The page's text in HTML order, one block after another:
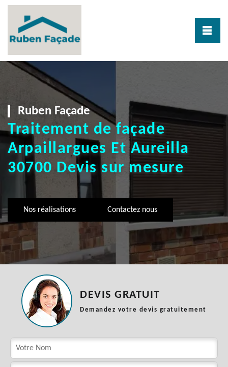
Ruben Façade
Traitement de façade
Arpaillargues Et Aureilla
30700 Devis sur mesure
Nos réalisations Contactez nous
DEVIS GRATUIT
Demandez votre devis gratuitement